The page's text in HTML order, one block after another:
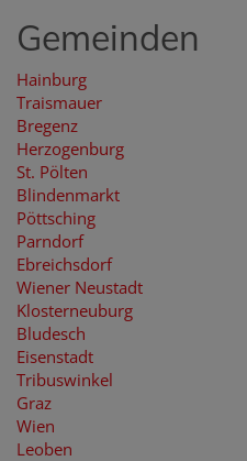
Gemeinden
Hainburg
Traismauer
Bregenz
Herzogenburg
St. Pölten
Blindenmarkt
Pöttsching
Parndorf
Ebreichsdorf
Wiener Neustadt
Klosterneuburg
Bludesch
Eisenstadt
Tribuswinkel
Graz
Wien
Leoben